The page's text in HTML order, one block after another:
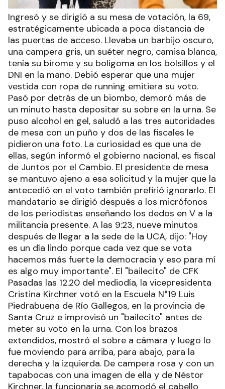
Ingresó y se dirigió a su mesa de votación, la 69,
estratégicamente ubicada a poca distancia de
las puertas de acceso. Llevaba un barbijo oscuro,
una campera gris, un suéter negro, camisa blanca,
tenía su birome y su boligoma en los bolsillos y el
DNI en la mano. Debió esperar que una mujer
vestida con ropa de running emitiera su voto.
Pasó por detrás de un biombo, demoró más de
un minuto hasta depositar su sobre en la urna. Se
puso alcohol en gel, saludó a las tres autoridades
de mesa con un puño y dos de las fiscales le
pidieron una foto. La curiosidad es que una de
ellas, según informó el gobierno nacional, es fiscal
de Juntos por el Cambio. El presidente de mesa
se mantuvo ajeno a esa solicitud y la mujer que la
antecedió en el voto también prefirió ignorarlo. El
mandatario se dirigió después a los micrófonos
de los periodistas enseñando los dedos en V a la
militancia presente. A las 9:23, nueve minutos
después de llegar a la sede de la UCA, dijo: "Hoy
es un día lindo porque cada vez que se vota
hacemos más fuerte la democracia y eso para mí
es algo muy importante". El "bailecito" de CFK
Pasadas las 12.20 del mediodía, la vicepresidenta
Cristina Kirchner votó en la Escuela N°19 Luis
Piedrabuena de Río Gallegos, en la provincia de
Santa Cruz e improvisó un "bailecito" antes de
meter su voto en la urna. Con los brazos
extendidos, mostró el sobre a cámara y luego lo
fue moviendo para arriba, para abajo, para la
derecha y la izquierda. De campera rosa y con un
tapabocas con una imagen de ella y de Néstor
Kirchner, la funcionaria se acomodó el cabello